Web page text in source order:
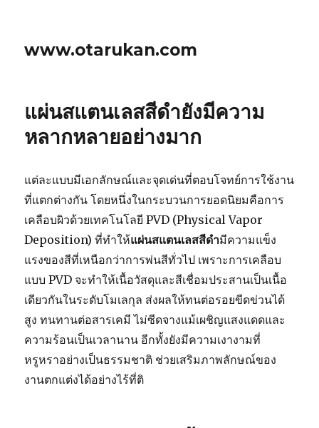
www.otarukan.com
แผ่นสแตนเลสสีดำยังมีความ
หลากหลายอย่างมาก
แต่ละแบบมีเอกลักษณ์และจุดเด่นที่ตอบโจทย์การใช้งาน
ที่แตกต่างกัน โดยหนึ่งในกระบวนการยอดนิยมคือการ
เคลือบผิวด้วยเทคโนโลยี PVD (Physical Vapor
Deposition) ที่ทำให้แผ่นสแตนเลสสีดำมีความแข็ง
แรงของสีที่เหนือกว่าการพ่นสีทั่วไป เพราะการเคลือบ
แบบ PVD จะทำให้เนื้อวัสดุและสีเชื่อมประสานเป็นเนื้อ
เดียวกันในระดับโมเลกุล ส่งผลให้ทนต่อรอยขีดข่วนได้
สูง ทนทานต่อสารเคมี ไม่ซีดจางแม้เผชิญแสงแดดและ
ความร้อนเป็นเวลานาน อีกทั้งยังมีความเงางามที่
หรูหราอย่างเป็นธรรมชาติ ช่วยเสริมภาพลักษณ์ของ
งานตกแต่งได้อย่างไร้ที่ติ